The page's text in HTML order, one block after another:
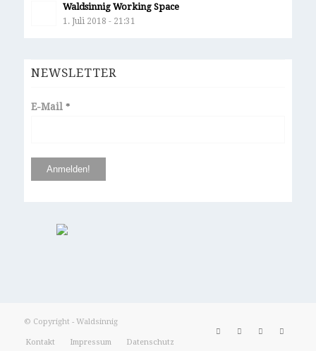
Waldsinnig Working Space
1. Juli 2018 - 21:31
NEWSLETTER
E-Mail *
© Copyright - Waldsinnig
Kontakt Impressum Datenschutz